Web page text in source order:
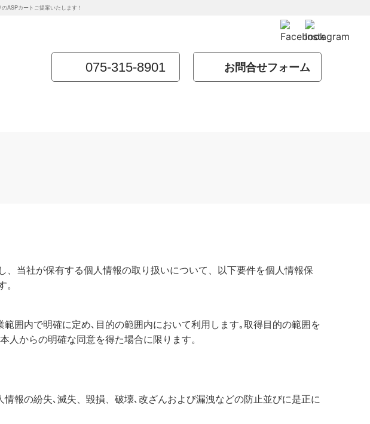
ASPカートご提案いたします！
075-315-8901 お問合せフォーム
当社が保有する個人情報の取り扱いについて、以下要件を個人情報保
囲内で明確に定め､目的の範囲内において利用します｡取得目的の範囲を
からの明確な同意を得た場合に限ります。
報の紛失､滅失、毀損、破壊､改ざんおよび漏洩などの防止並びに是正に